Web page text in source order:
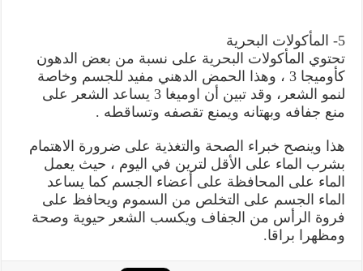
5- المأكولات البحرية
تحتوي المأكولات البحرية على نسبة من بعض الدهون
كأوميجا 3 ، وهذا الحمض الدهني مفيد للجسم وخاصة
لنمو الشعر، وقد تبين أن اوميغا 3 يساعد الشعر على
منع جفافه وبهتانه ويمنع تقصفه وتساقطه .
هذا وينصح خبراء الصحة والتغذية على ضرورة الاهتمام
بشرب الماء على الأقل لترين في اليوم ، حيث يعمل
الماء على المحافظة على أعضاء الجسم كما يساعد
الماء الجسم على التخلص من السموم ويحافظ على
فروة الرأس من الجفاف ويكسب الشعر حيوية وصحة
ومظهرا براقا.